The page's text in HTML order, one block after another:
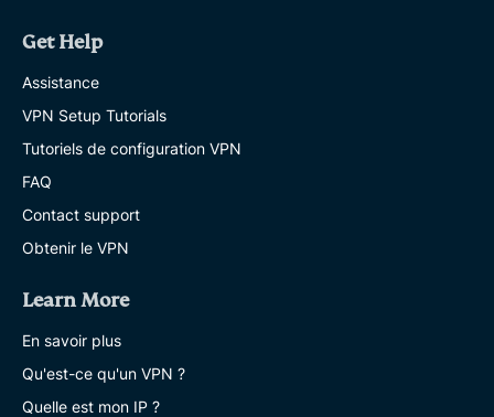
Get Help
Assistance
VPN Setup Tutorials
Tutoriels de configuration VPN
FAQ
Contact support
Obtenir le VPN
Learn More
En savoir plus
Qu'est-ce qu'un VPN ?
Quelle est mon IP ?